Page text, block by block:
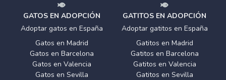
GATOS EN ADOPCIÓN
Adoptar gatos en España
Gatos en Madrid
Gatos en Barcelona
Gatos en Valencia
Gatos en Sevilla
GATITOS EN ADOPCIÓN
Adoptar gatitos en España
Gatitos en Madrid
Gatitos en Barcelona
Gatitos en Valencia
Gatitos en Sevilla